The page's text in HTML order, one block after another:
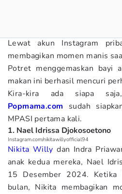
Lewat akun Instagram
membagikan momen manis
Potret menggemaskan bayi
makan ini berhasil mencuri
Kira-kira ada siapa
Popmama.com
sudah
MPASI pertama kali.
1. Nael Idrissa Djokosoetono
Instagram.com/nikitawillyofficial94
Nikita Willy dan Indra
anak kedua mereka, Nael
15 Desember 2024.
bulan, Nikita membagikan